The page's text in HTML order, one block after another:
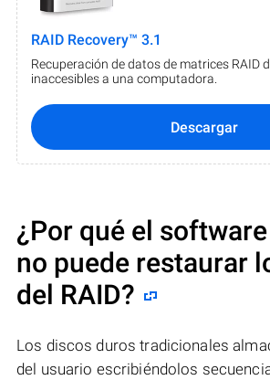
RAID Recovery™ 3.1
Recuperación de datos de matrices RAID
inaccesibles a una computadora.
Descargar
¿Por qué el
no puede restaurar
del RAID?
Los discos duros tradicionales
del usuario escribiéndolos